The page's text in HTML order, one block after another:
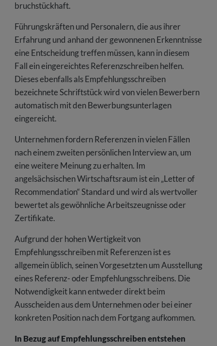
bruchstückhaft.
Führungskräften und Personalern, die aus ihrer
Erfahrung und anhand der gewonnenen Erkenntnisse
eine Entscheidung treffen müssen, kann in diesem
Fall ein eingereichtes Referenzschreiben helfen.
Dieses ebenfalls als Empfehlungsschreiben
bezeichnete Schriftstück wird von vielen Bewerbern
automatisch mit den Bewerbungsunterlagen
eingereicht.
Unternehmen fordern Referenzen in vielen Fällen
nach einem zweiten persönlichen Interview an, um
eine weitere Meinung zu erhalten. Im
angelsächsischen Wirtschaftsraum ist ein „Letter of
Recommendation“ Standard und wird als wertvoller
bewertet als gewöhnliche Arbeitszeugnisse oder
Zertifikate.
Aufgrund der hohen Wertigkeit von
Empfehlungsschreiben mit Referenzen ist es
allgemein üblich, seinen Vorgesetzten um Ausstellung
eines Referenz- oder Empfehlungsschreibens. Die
Notwendigkeit kann entweder direkt beim
Ausscheiden aus dem Unternehmen oder bei einer
konkreten Position nach dem Fortgang aufkommen.
In Bezug auf Empfehlungsschreiben entstehen